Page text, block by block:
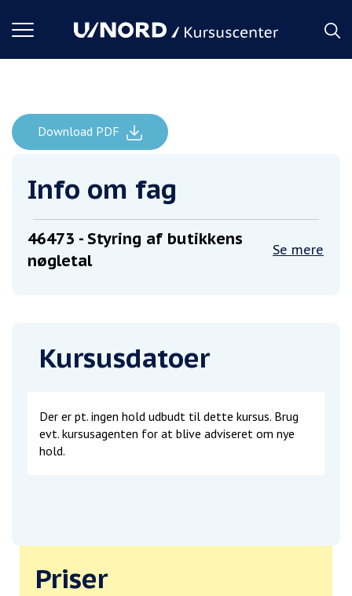
Toggle
Forside Styring af butikkens nøgletal
Download PDF
Info om fag
46473 - Styring af butikkens
nøgletal
Se mere
Kursusdatoer
Der er pt. ingen hold udbudt til dette kursus. Brug
evt. kursusagenten for at blive adviseret om nye
hold.
Priser